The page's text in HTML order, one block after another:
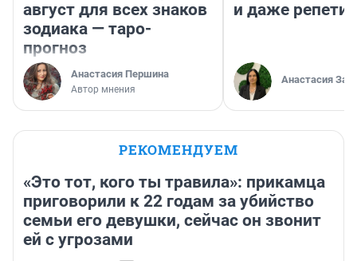
август для всех знаков
зодиака — таро-
прогноз
Анастасия Першина
Автор мнения
и даже
Анастасия
РЕКОМЕНДУЕМ
«Это тот, кого ты травила»: прикамца
приговорили к 22 годам за убийство
семьи его девушки, сейчас он звонит
ей с угрозами